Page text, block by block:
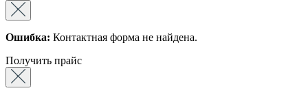
Ошибка: Контактная форма не найдена.
Получить прайс